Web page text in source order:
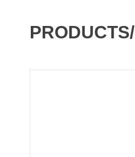
PRODUCTS/